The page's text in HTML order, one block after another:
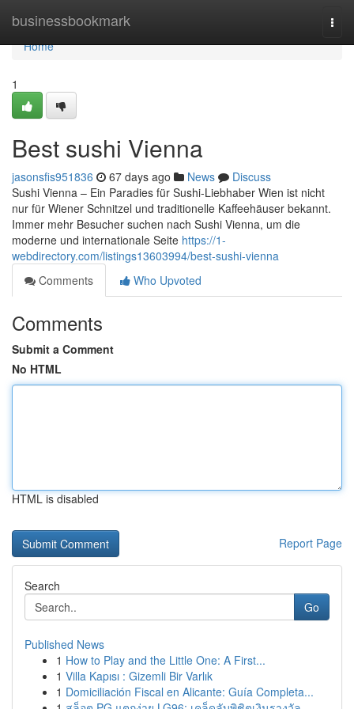
businessbookmark
Home
Home
1
Best sushi Vienna
jasonsfis951836 67 days ago News
Discuss
Sushi Vienna – Ein Paradies für Sushi-Liebhaber Wien ist nicht
nur für Wiener Schnitzel und traditionelle Kaffeehäuser bekannt.
Immer mehr Besucher suchen nach Sushi Vienna, um die
moderne und internationale Seite https://1-
webdirectory.com/listings13603994/best-sushi-vienna
Comments
Who Upvoted
Comments
Submit a Comment
No HTML
HTML is disabled
Report Page
Search
Go
Published News
1 How to Play and the Little One: A First...
1 Villa Kapısı : Gizemli Bir Varlık
1 Domiciliación Fiscal en Alicante: Guía Completa...